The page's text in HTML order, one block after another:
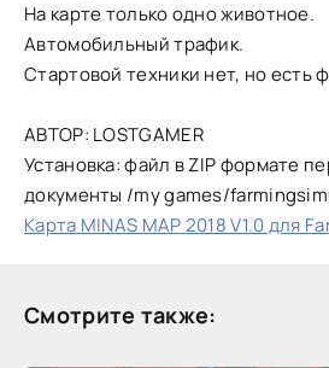
На карте только одно животное.
Автомобильный трафик.
Стартовой техники нет, но есть
АВТОР: LOSTGAMER
Установка: файл в ZIP формате
документы /my games/
Карта MINAS MAP 2018 V1.0 для
Смотрите также: